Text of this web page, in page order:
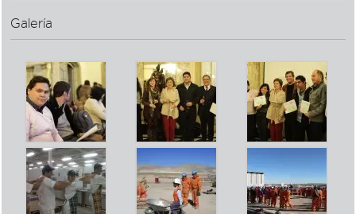
Galería